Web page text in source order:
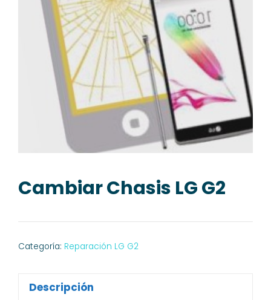
Cambiar Chasis LG G2
Categoría: Reparación LG G2
Descripción